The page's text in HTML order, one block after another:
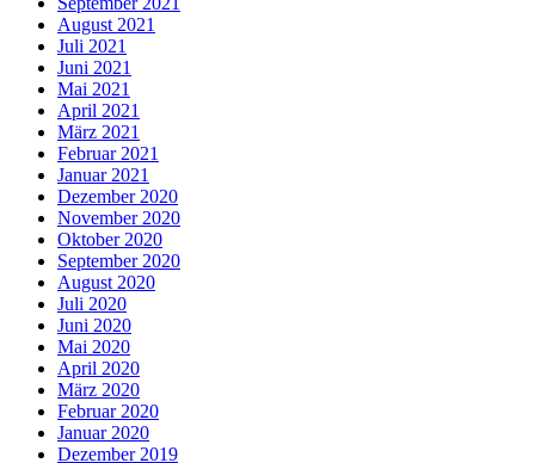
August 2021
Juli 2021
Juni 2021
Mai 2021
April 2021
März 2021
Februar 2021
Januar 2021
Dezember 2020
November 2020
Oktober 2020
September 2020
August 2020
Juli 2020
Juni 2020
Mai 2020
April 2020
März 2020
Februar 2020
Januar 2020
Dezember 2019